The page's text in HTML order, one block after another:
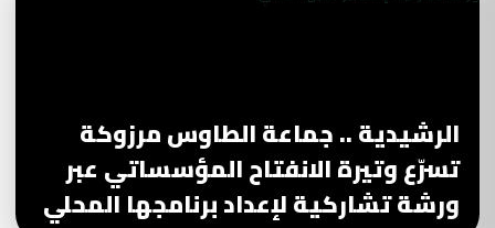
الرشيدية .. جماعة الطاوس مرزوكة
تسرّع وتيرة الانفتاح المؤسساتي عبر
ورشة تشاركية لإعداد برنامجها المحلي